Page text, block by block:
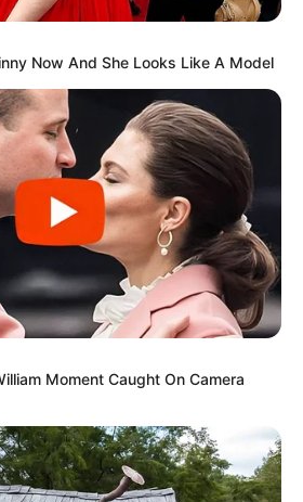
dos
Agentes Comunitários de Saúde e
Endemias . — Foto/Reprodução
de Saúde e Agentes de Combate às
tem direito ao pagamento doadicional
que os seus prefeitos e demais gestores
neguem.Veja a matéria completa, aqui!
do Incentivo Financeiro e do
Now And She Looks Like A Model
Moment Caught On Camera